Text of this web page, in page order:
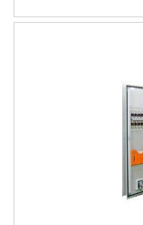
UMA SÉRIE DE
industriais,
instrumentos ou
sistemas de
dentre
forma segura e
registrada
rótulo de líder
qualificações
entrega próprio